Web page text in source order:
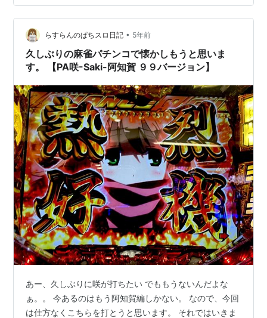
坂ですが、雨によって自然に掘られた大堀に由来し「お
おぼり坂」と呼ばれていたものがいつの間にか「おっぽ
り坂」と呼ばれるようになったそうです。菫が立ってい
る方向にひたすら進み続けると、西部…
らすらんのぱちスロ日記 • 5年前
久しぶりの麻雀パチンコで懐かしもうと思いま
す。 【PA咲-Saki-阿知賀 ９９バージョン】
あー、久しぶりに咲が打ちたい でももうないんだよな
ぁ。。 今あるのはもう阿知賀編しかない。 なので、今回
は仕方なくこちらを打とうと思います。 それではいきま